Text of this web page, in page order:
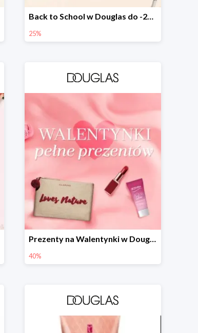
Back to School w Douglas do -25%
25%
Prezenty na Walentynki w Douglas do -40%
40%